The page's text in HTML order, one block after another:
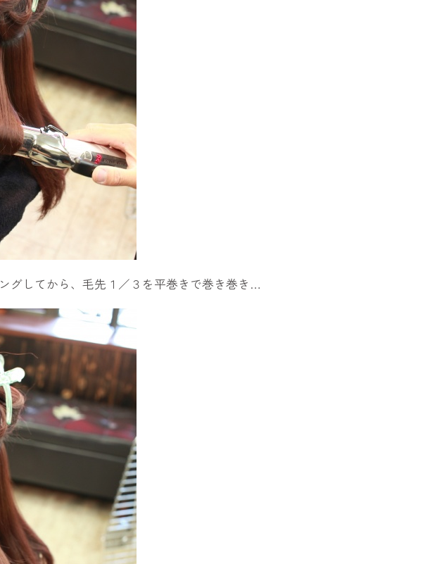
グしてから、毛先１／３を平巻きで巻き巻き…